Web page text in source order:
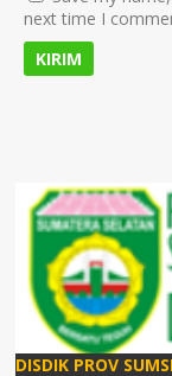
next time I
DISDIK PROV